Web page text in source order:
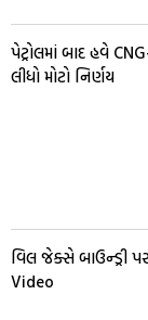
પેટ્રોલમાં બાદ હવે
લીધો મોટો નિર્ણય
વિલ જેક્સે બાઉન્ડ્રી
Video